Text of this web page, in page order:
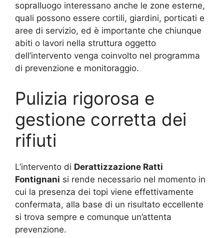
sopralluogo interessano anche le zone esterne,
quali possono essere cortili, giardini, porticati e
aree di servizio, ed è importante che chiunque
abiti o lavori nella struttura oggetto
dell’intervento venga coinvolto nel programma
di prevenzione e monitoraggio.
Pulizia rigorosa e
gestione corretta dei
rifiuti
L’intervento di Derattizzazione Ratti
Fontignani si rende necessario nel momento in
cui la presenza dei topi viene effettivamente
confermata, alla base di un risultato eccellente
si trova sempre e comunque un’attenta
prevenzione.